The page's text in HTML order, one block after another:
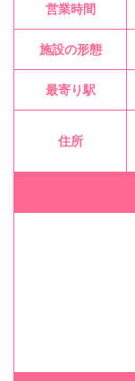
営業時間
施設の形態
最寄り駅
住所